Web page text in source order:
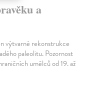
a
výtvarné rekonstrukce
paleolitu. Pozornost
umělců od 19. až